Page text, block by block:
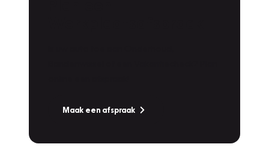
Maak een afspraak